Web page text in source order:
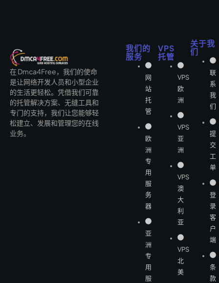
在 Dmca4Free，我们的使命
是让网络开发人员和小型企业
的生活更轻松。凭借我们可靠
的托管解决方案、无缝工具和
专门的支持，我们让您能够轻
松建立、发展和管理您的在线
业务。
我们的
服务
网
站
托
管
欧
洲
专
用
服
务
器
亚
洲
专
用
服
VPS
托管
VPS
欧
洲
VPS
亚
洲
VPS
澳
大
利
亚
VPS
北
美
关于我
们
联
系
我
们
提
交
工
单
登
录
客
户
端
条
款